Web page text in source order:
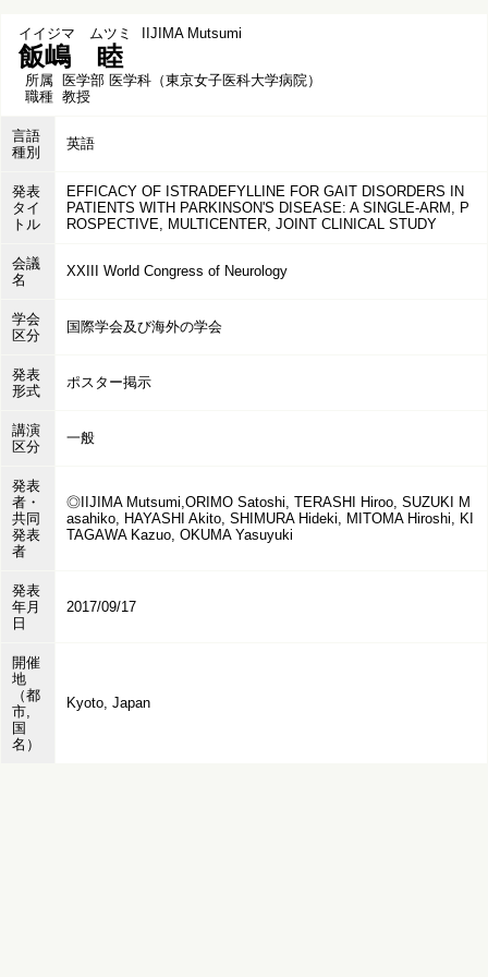
イイジマ ムツミ IIJIMA Mutsumi
飯嶋 睦
所属 医学部 医学科（東京女子医科大学病院）
職種 教授
言語
種別
英語
発表
タイ
トル
EFFICACY OF ISTRADEFYLLINE FOR GAIT DISORDERS IN
PATIENTS WITH PARKINSON'S DISEASE: A SINGLE-ARM, P
ROSPECTIVE, MULTICENTER, JOINT CLINICAL STUDY
会議
名
XXIII World Congress of Neurology
学会
区分
国際学会及び海外の学会
発表
形式
ポスター掲示
講演
区分
一般
発表
者・
共同
発表
者
◎IIJIMA Mutsumi,ORIMO Satoshi, TERASHI Hiroo, SUZUKI M
asahiko, HAYASHI Akito, SHIMURA Hideki, MITOMA Hiroshi, KI
TAGAWA Kazuo, OKUMA Yasuyuki
発表
年月
日
2017/09/17
開催
地
（都
市,
国
名）
Kyoto, Japan